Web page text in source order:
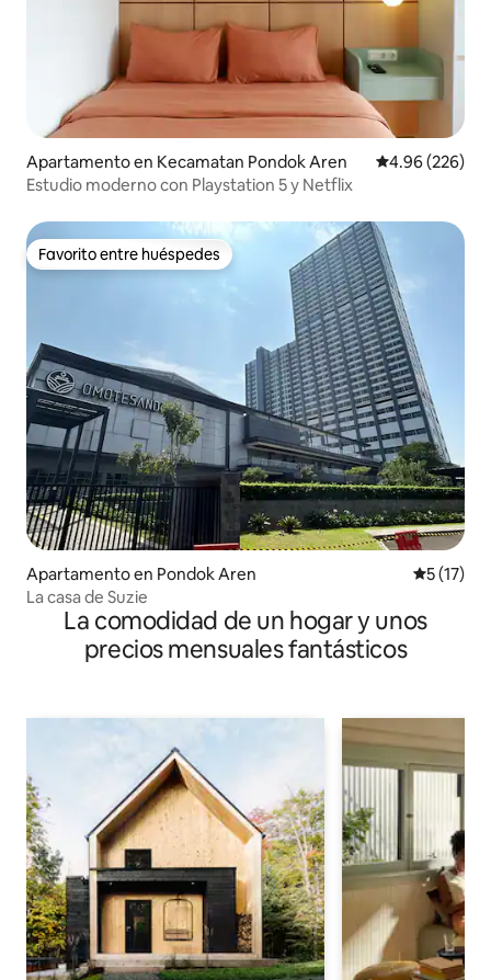
Apartamento en Kecamatan Pondok Aren Calificación
4.96 (226)
Estudio moderno con Playstation 5 y Netflix
Favorito entre huéspedes
Favorito entre huéspedes
Apartamento en Pondok Aren
5 (17)
La casa de Suzie
La comodidad de un hogar y unos
precios mensuales fantásticos